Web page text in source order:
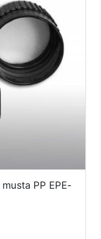
musta PP EPE-